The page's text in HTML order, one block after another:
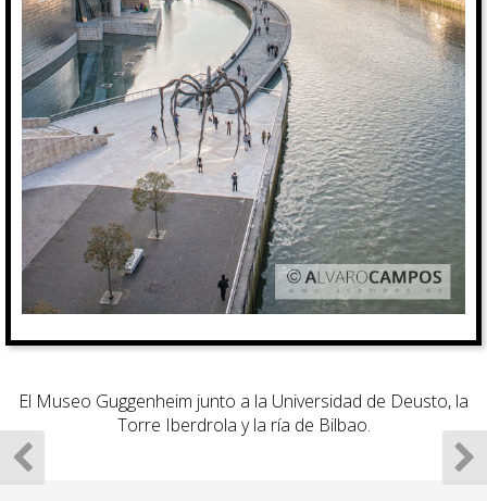
El Museo Guggenheim junto a la Universidad de Deusto, la
Torre Iberdrola y la ría de Bilbao.